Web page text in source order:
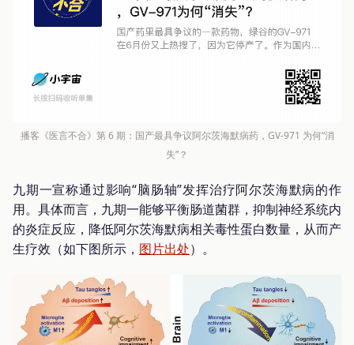
播客《医言不合》第 6 期：国产最具争议阿尔茨海默病药，GV-971 为何“消
失”？
九期一宣称通过影响“脑肠轴”发挥治疗阿尔茨海默病的作
用。具体而言，九期一能够平衡肠道菌群，抑制神经系统内
的炎症反应，降低阿尔茨海默病相关毒性蛋白数量，从而产
生疗效（如下图所示， 图片出处）。